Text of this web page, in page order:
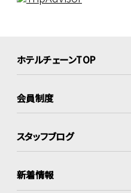
ホテルチェーンTOP
会員制度
スタッフブログ
新着情報